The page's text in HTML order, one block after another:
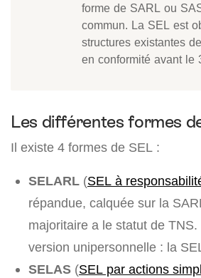
forme de SARL ou
commun. La SEL est
structures existantes
en conformité avant le
Les différentes formes
Il existe 4 formes de SEL :
SELARL (SEL à
répandue, calquée sur la
majoritaire a le statut de
version unipersonnelle : la
SELAS (SEL par actions